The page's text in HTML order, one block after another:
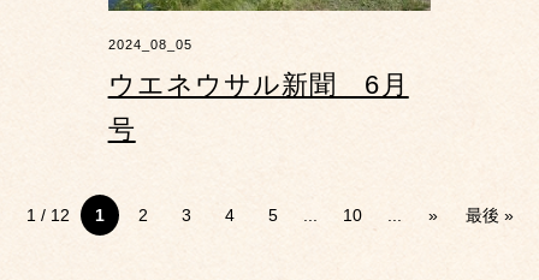
2024_08_05
ウエネウサル新聞 6月
号
1 / 12 1 2 3 4 5 ... 10 ... » 最後 »